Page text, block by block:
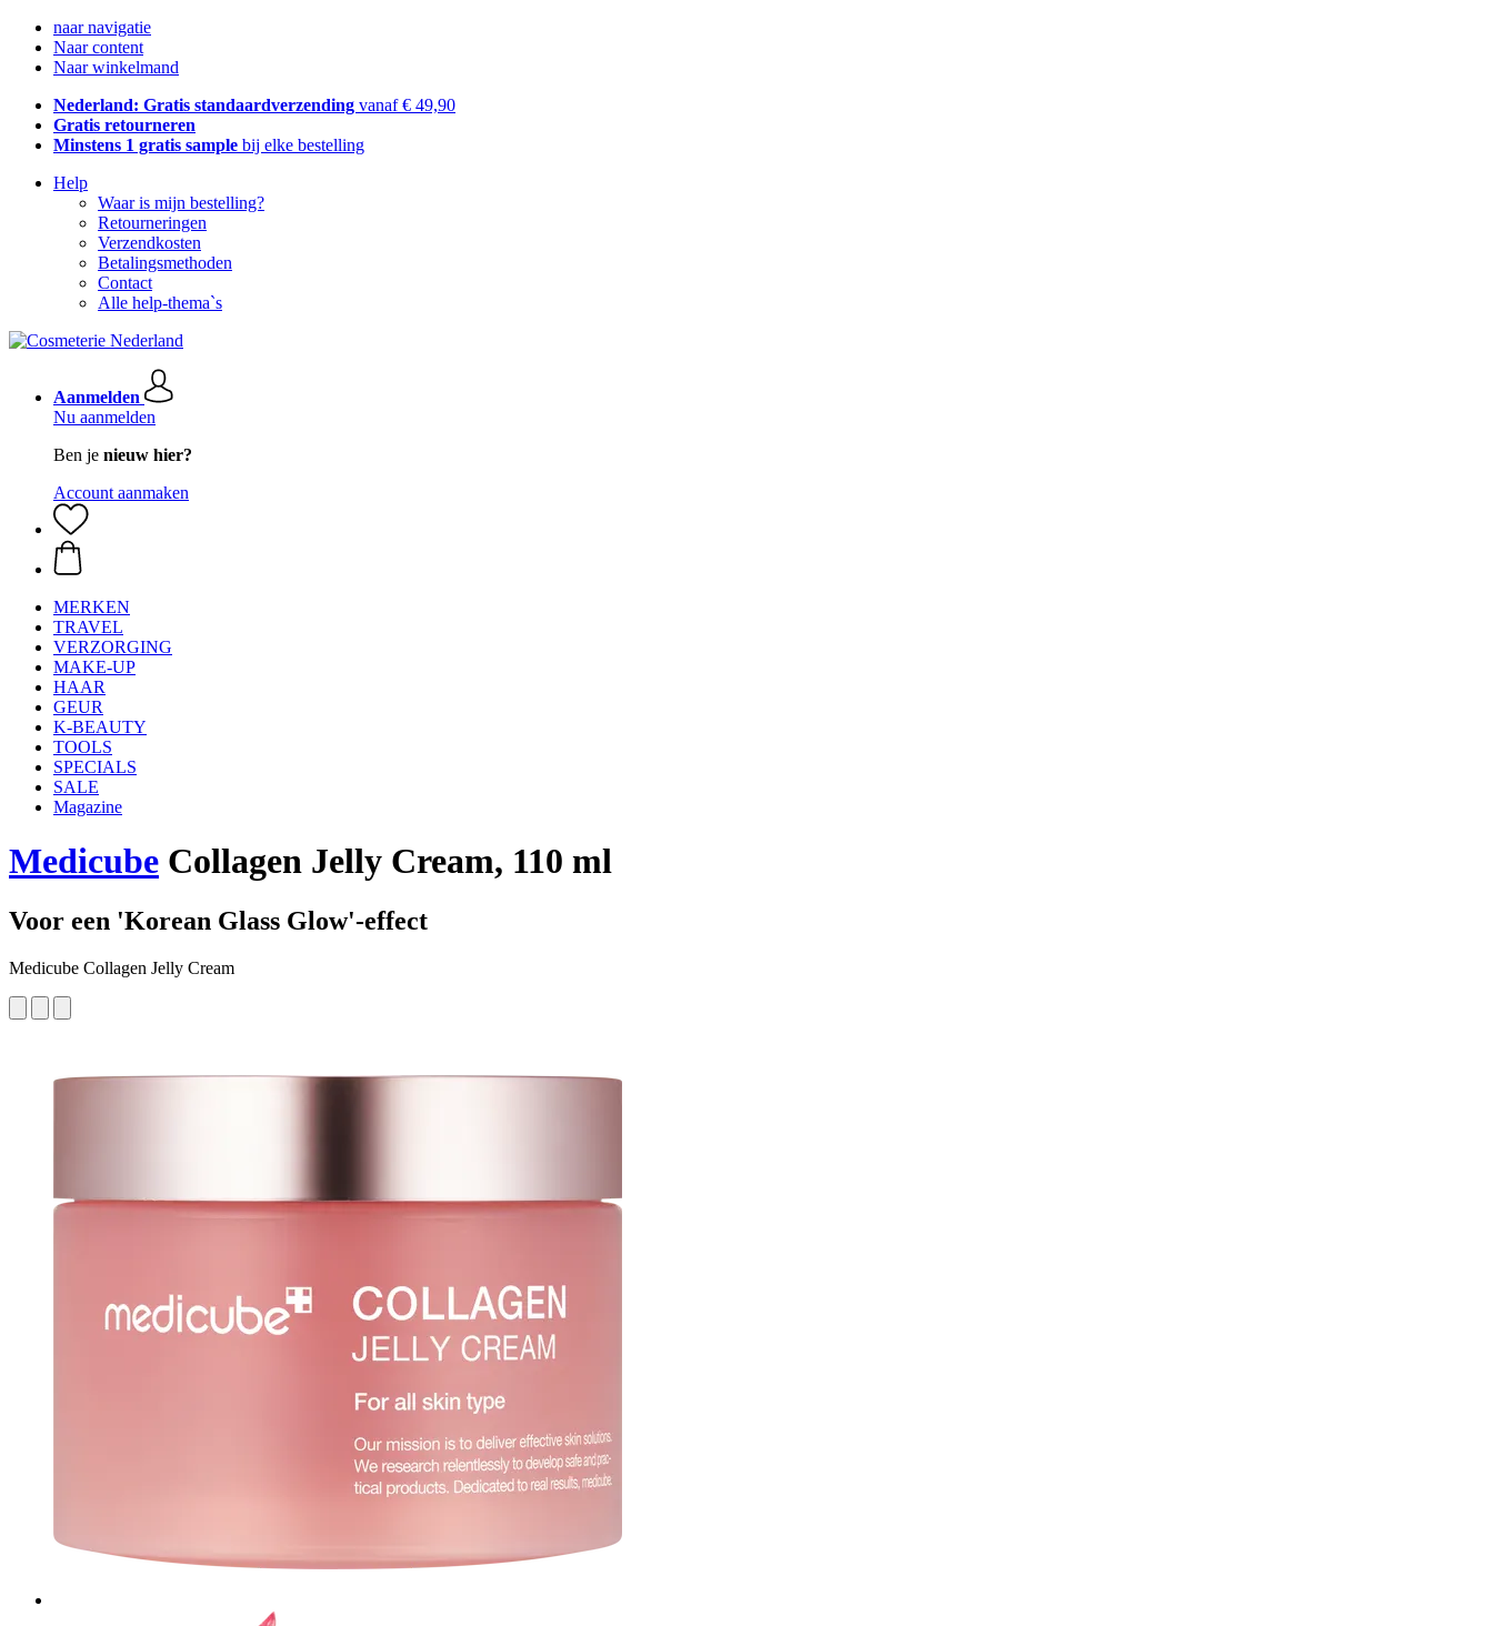
naar navigatie
Naar content
Naar winkelmand
Nederland: Gratis standaardverzending vanaf € 49,90
Gratis retourneren
Minstens 1 gratis sample bij elke bestelling
Help
Waar is mijn bestelling?
Retourneringen
Verzendkosten
Betalingsmethoden
Contact
Alle help-thema`s
Aanmelden
Nu aanmelden
Ben je nieuw hier?
Account aanmaken
MERKEN
TRAVEL
VERZORGING
MAKE-UP
HAAR
GEUR
K-BEAUTY
TOOLS
SPECIALS
SALE
Magazine
Medicube Collagen Jelly Cream, 110 ml
Voor een 'Korean Glass Glow'-effect
Medicube Collagen Jelly Cream